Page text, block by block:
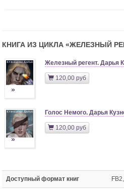
КНИГА ИЗ ЦИКЛА «ЖЕЛЕЗНЫЙ
»
Железный регент. Дарья
120,00 руб
»
Голос Немого. Дарья
120,00 руб
Доступный формат книг